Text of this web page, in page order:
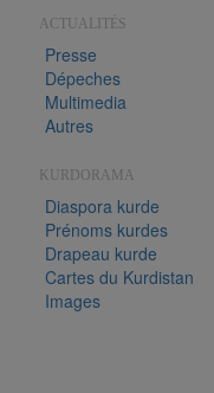
ACTUALITÉS
Presse
Dépeches
Multimedia
Autres
KURDORAMA
Diaspora kurde
Prénoms kurdes
Drapeau kurde
Cartes du Kurdistan
Images